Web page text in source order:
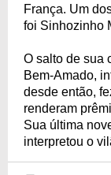
França. Um
foi Sinhozinho
O salto de sua
Bem-Amado,
desde então,
renderam
Sua última
interpretou o